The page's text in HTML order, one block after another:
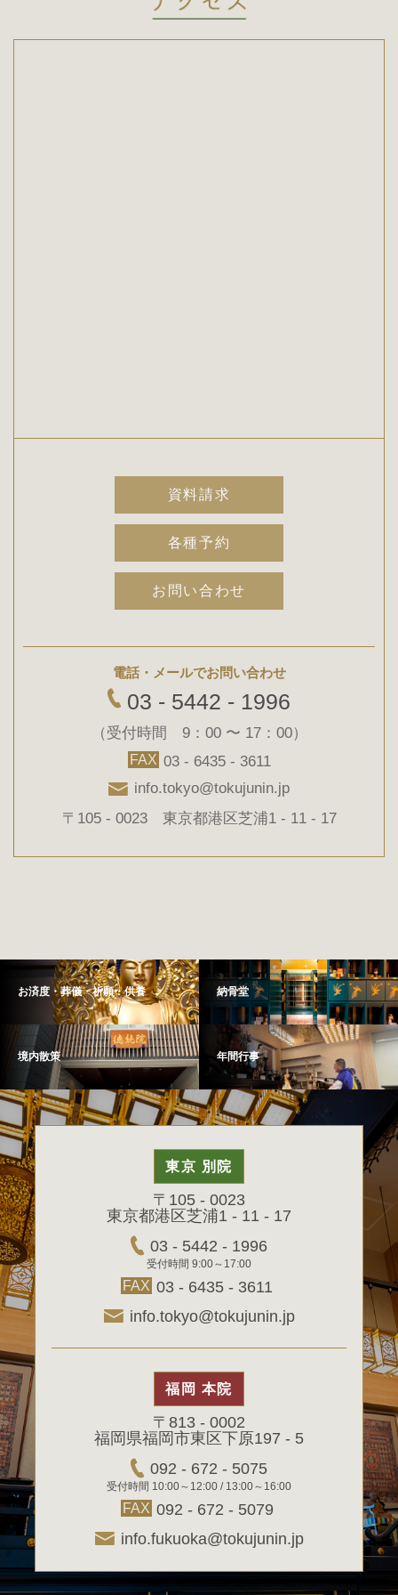
資料請求
各種予約
お問い合わせ
電話・メールでお問い合わせ
03 - 5442 - 1996
（受付時間 9：00 〜 17：00）
FAX 03 - 6435 - 3611
info.tokyo@tokujunin.jp
〒105 - 0023 東京都港区芝浦1 - 11 - 17
お済度・葬儀・祈願・供養 納骨堂
境内散策 年間行事
東京 別院
〒105 - 0023
東京都港区芝浦1 - 11 - 17
03 - 5442 - 1996
受付時間 9:00～17:00
FAX 03 - 6435 - 3611
info.tokyo@tokujunin.jp
福岡 本院
〒813 - 0002
福岡県福岡市東区下原197 - 5
092 - 672 - 5075
受付時間 10:00～12:00 / 13:00～16:00
FAX 092 - 672 - 5079
info.fukuoka@tokujunin.jp